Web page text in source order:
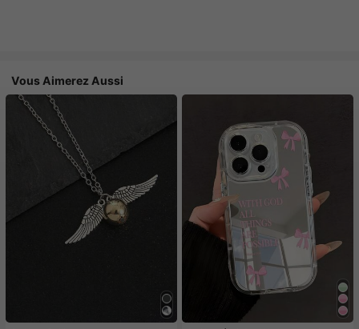
Vous Aimerez Aussi